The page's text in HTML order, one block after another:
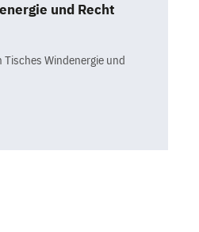
und Recht
Tisches Windenergie und